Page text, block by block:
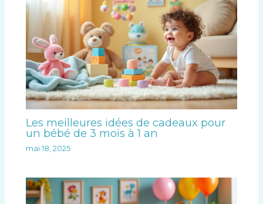
Les meilleures idées de cadeaux pour
un bébé de 3 mois à 1 an
mai 18, 2025